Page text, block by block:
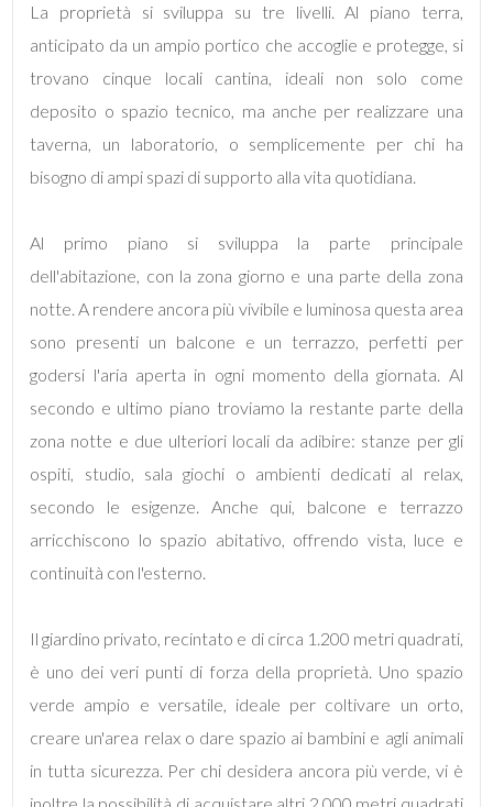
La proprietà si sviluppa su tre livelli. Al piano terra,
anticipato da un ampio portico che accoglie e protegge, si
trovano cinque locali cantina, ideali non solo come
deposito o spazio tecnico, ma anche per realizzare una
taverna, un laboratorio, o semplicemente per chi ha
bisogno di ampi spazi di supporto alla vita quotidiana.
Al primo piano si sviluppa la parte principale
dell'abitazione, con la zona giorno e una parte della zona
notte. A rendere ancora più vivibile e luminosa questa area
sono presenti un balcone e un terrazzo, perfetti per
godersi l'aria aperta in ogni momento della giornata. Al
secondo e ultimo piano troviamo la restante parte della
zona notte e due ulteriori locali da adibire: stanze per gli
ospiti, studio, sala giochi o ambienti dedicati al relax,
secondo le esigenze. Anche qui, balcone e terrazzo
arricchiscono lo spazio abitativo, offrendo vista, luce e
continuità con l'esterno.
Il giardino privato, recintato e di circa 1.200 metri quadrati,
è uno dei veri punti di forza della proprietà. Uno spazio
verde ampio e versatile, ideale per coltivare un orto,
creare un'area relax o dare spazio ai bambini e agli animali
in tutta sicurezza. Per chi desidera ancora più verde, vi è
Locali
minimi
Qualsiasi
1
3
Bagni
2